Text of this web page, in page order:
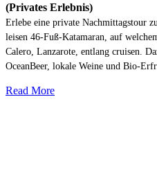
(Privates Erlebnis)
Erlebe eine private Nachmittagstour
leisen 46-Fuß-Katamaran, auf
Calero, Lanzarote, entlang cruisen.
OceanBeer, lokale Weine und Bio-
Read More